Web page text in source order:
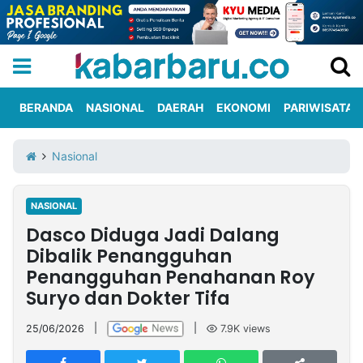
Iklan
Berita
Kami
Nasional
International
Olahraga
Entertainment
Daerah
Pariwisata
Kuliner
Kolom
Network
PT
TREETAN
BERANDA NASIONAL DAERAH EKONOMI PARIWISATA
Nasional
NASIONAL
Dasco Diduga Jadi Dalang
Dibalik Penangguhan
Penangguhan Penahanan Roy
Suryo dan Dokter Tifa
25/06/2026 7.9K views